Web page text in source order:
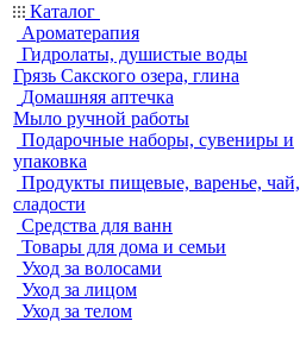
Каталог
Ароматерапия
Гидролаты, душистые воды
Грязь Сакского озера, глина
Домашняя аптечка
Мыло ручной работы
Подарочные наборы, сувениры и
упаковка
Продукты пищевые, варенье, чай,
сладости
Средства для ванн
Товары для дома и семьи
Уход за волосами
Уход за лицом
Уход за телом